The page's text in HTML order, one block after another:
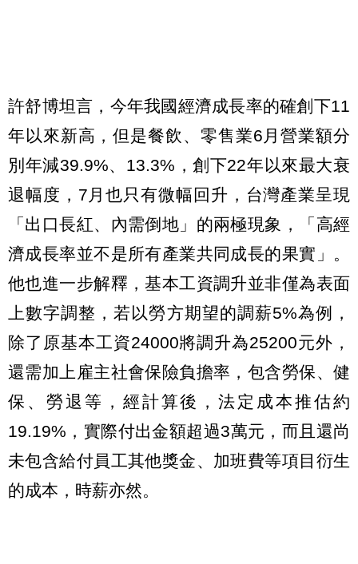
許舒博坦言，今年我國經濟成長率的確創下11
年以來新高，但是餐飲、零售業6月營業額分
別年減39.9%、13.3%，創下22年以來最大衰
退幅度，7月也只有微幅回升，台灣產業呈現
「出口長紅、內需倒地」的兩極現象，「高經
濟成長率並不是所有產業共同成長的果實」。
他也進一步解釋，基本工資調升並非僅為表面
上數字調整，若以勞方期望的調薪5%為例，
除了原基本工資24000將調升為25200元外，
還需加上雇主社會保險負擔率，包含勞保、健
保、勞退等，經計算後，法定成本推估約
19.19%，實際付出金額超過3萬元，而且還尚
未包含給付員工其他獎金、加班費等項目衍生
的成本，時薪亦然。